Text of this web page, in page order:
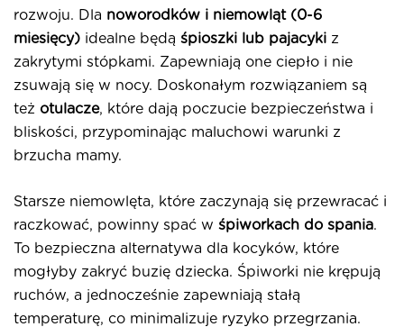
rozwoju. Dla noworodków i niemowląt (0-6
miesięcy) idealne będą śpioszki lub pajacyki z
zakrytymi stópkami. Zapewniają one ciepło i nie
zsuwają się w nocy. Doskonałym rozwiązaniem są
też otulacze, które dają poczucie bezpieczeństwa i
bliskości, przypominając maluchowi warunki z
brzucha mamy.
Starsze niemowlęta, które zaczynają się przewracać i
raczkować, powinny spać w śpiworkach do spania.
To bezpieczna alternatywa dla kocyków, które
mogłyby zakryć buzię dziecka. Śpiworki nie krępują
ruchów, a jednocześnie zapewniają stałą
temperaturę, co minimalizuje ryzyko przegrzania.